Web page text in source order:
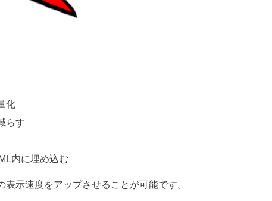
化
らす
内に埋め込む
示速度をアップさせることが可能です。